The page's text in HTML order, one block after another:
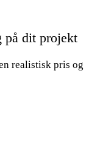
på dit projekt
realistisk pris og